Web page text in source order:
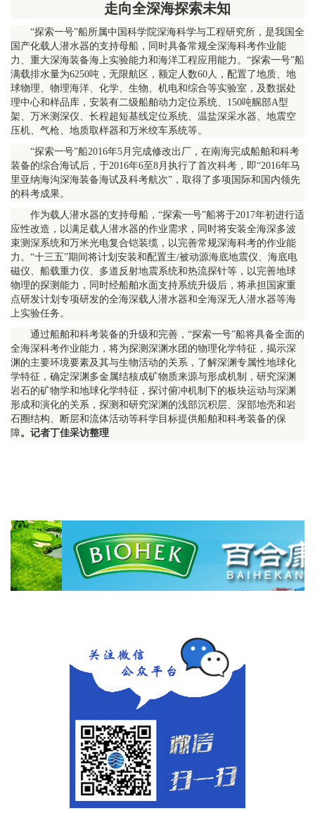
走向全深海探索未知
“探索一号”船所属中国科学院深海科学与工程研究所，是我国全
国产化载人潜水器的支持母船，同时具备常规全深海科考作业能
力、重大深海装备海上实验能力和海洋工程应用能力。“探索一号”船
满载排水量为6250吨，无限航区，额定人数60人，配置了地质、地
球物理、物理海洋、化学、生物、机电和综合等实验室，及数据处
理中心和样品库，安装有二级船舶动力定位系统、150吨艉部A型
架、万米测深仪、长程超短基线定位系统、温盐深采水器、地震空
压机、气枪、地质取样器和万米绞车系统等。
“探索一号”船2016年5月完成修改出厂，在南海完成船舶和科考
装备的综合海试后，于2016年6至8月执行了首次科考，即“2016年马
里亚纳海沟深海装备海试及科考航次”，取得了多项国际和国内领先
的科考成果。
作为载人潜水器的支持母船，“探索一号”船将于2017年初进行适
应性改造，以满足载人潜水器的作业需求，同时将安装全海深多波
束测深系统和万米光电复合铠装缆，以完善常规深海科考的作业能
力。“十三五”期间将计划安装和配置主/被动源海底地震仪、海底电
磁仪、船载重力仪、多道反射地震系统和热流探针等，以完善地球
物理的探测能力，同时经船舶水面支持系统升级后，将承担国家重
点研发计划专项研发的全海深载人潜水器和全海深无人潜水器等海
上实验任务。
通过船舶和科考装备的升级和完善，“探索一号”船将具备全面的
全海深科考作业能力，将为探测深渊水团的物理化学特征，揭示深
渊的主要环境要素及其与生物活动的关系，了解深渊专属性地球化
学特征，确定深渊多金属结核成矿物质来源与形成机制，研究深渊
岩石的矿物学和地球化学特征，探讨俯冲机制下的板块运动与深渊
形成和演化的关系，探测和研究深渊的浅部沉积层、深部地壳和岩
石圈结构、断层和流体活动等科学目标提供船舶和科考装备的保
障。记者丁佳采访整理